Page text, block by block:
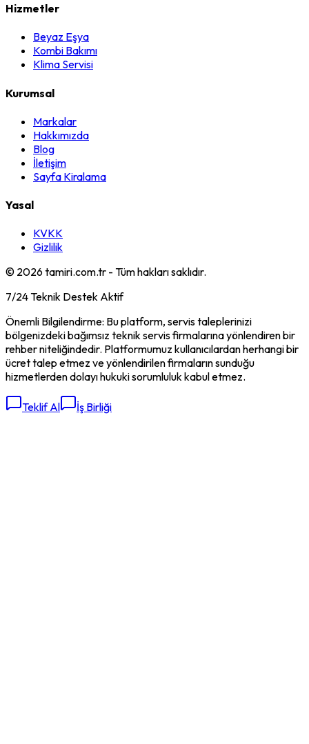
Hizmetler
Beyaz Eşya
Kombi Bakımı
Klima Servisi
Kurumsal
Markalar
Hakkımızda
Blog
İletişim
Sayfa Kiralama
Yasal
KVKK
Gizlilik
© 2026tamiri.com.tr - Tüm hakları saklıdır.
7/24 Teknik Destek Aktif
Önemli Bilgilendirme: Bu platform, servis taleplerinizi
bölgenizdeki bağımsız teknik servis firmalarına yönlendiren bir
rehber niteliğindedir. Platformumuz kullanıcılardan herhangi bir
ücret talep etmez ve yönlendirilen firmaların sunduğu
hizmetlerden dolayı hukuki sorumluluk kabul etmez.
Teklif Al İş Birliği